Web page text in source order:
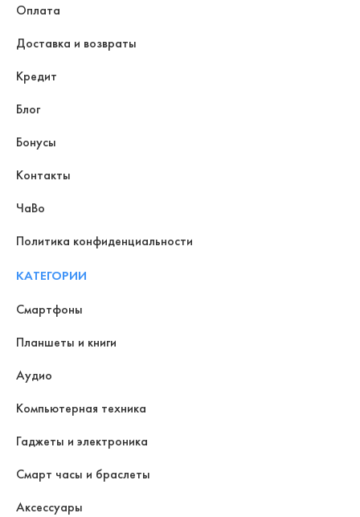
Оплата
Доставка и возвраты
Кредит
Блог
Бонусы
Контакты
ЧаВо
Политика конфиденциальности
КАТЕГОРИИ
Смартфоны
Планшеты и книги
Аудио
Компьютерная техника
Гаджеты и электроника
Смарт часы и браслеты
Аксессуары